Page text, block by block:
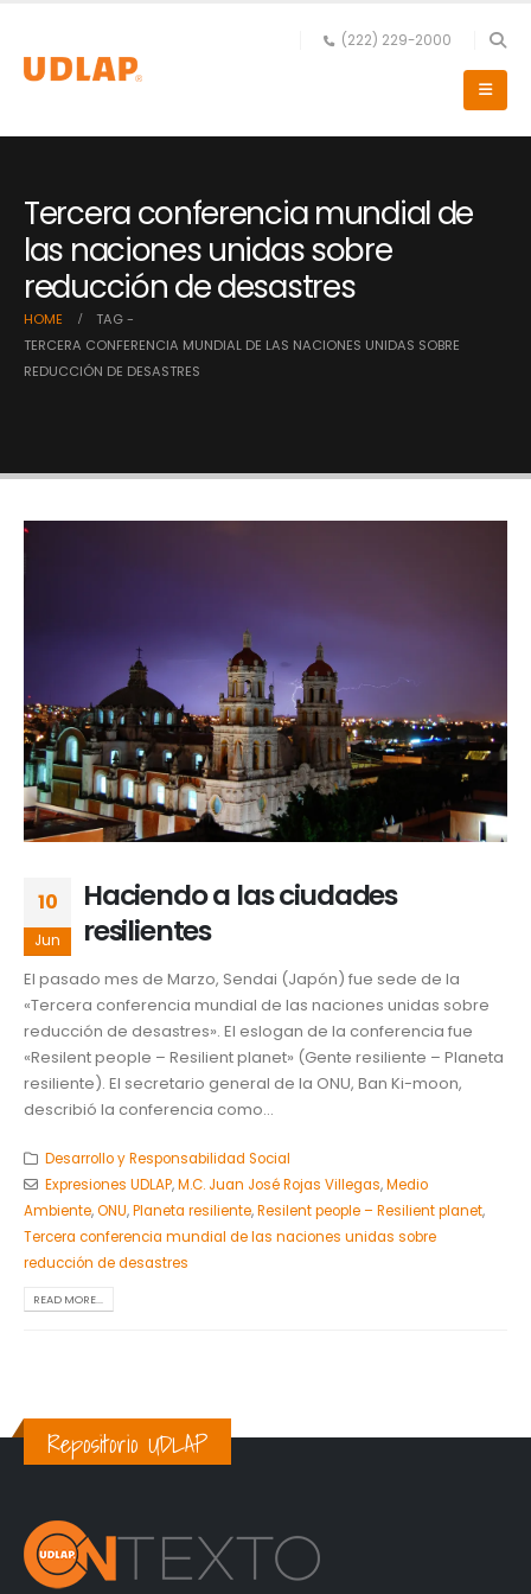
(222) 229-2000
Tercera conferencia mundial de
las naciones unidas sobre
reducción de desastres
HOME
TAG -
TERCERA CONFERENCIA MUNDIAL DE LAS NACIONES UNIDAS SOBRE
REDUCCIÓN DE DESASTRES
10
Jun
Haciendo a las ciudades
resilientes
El pasado mes de Marzo, Sendai (Japón) fue sede de la
«Tercera conferencia mundial de las naciones unidas sobre
reducción de desastres». El eslogan de la conferencia fue
«Resilent people – Resilient planet» (Gente resiliente – Planeta
resiliente). El secretario general de la ONU, Ban Ki-moon,
describió la conferencia como...
Desarrollo y Responsabilidad Social
Expresiones UDLAP,M.C. Juan José Rojas Villegas,Medio
Ambiente,ONU,Planeta resiliente,Resilent people – Resilient planet,
Tercera conferencia mundial de las naciones unidas sobre
reducción de desastres
READ MORE...
Repositorio UDLAP